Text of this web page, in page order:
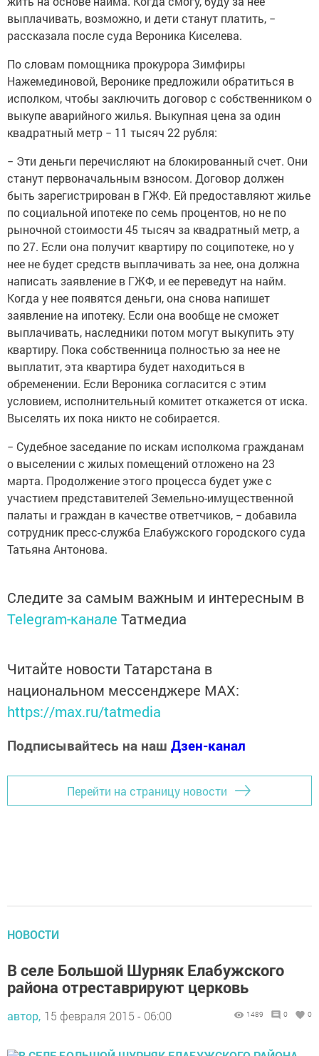
выплачивать, возможно, и дети станут платить, −
рассказала после суда Вероника Киселева.
По словам помощника прокурора Зимфиры
Нажемединовой, Веронике предложили обратиться в
исполком, чтобы заключить договор с собственником о
выкупе аварийного жилья. Выкупная цена за один
квадратный метр − 11 тысяч 22 рубля:
− Эти деньги перечисляют на блокированный счет. Они
станут первоначальным взносом. Договор должен
быть зарегистрирован в ГЖФ. Ей предоставляют жилье
по социальной ипотеке по семь процентов, но не по
рыночной стоимости 45 тысяч за квадратный метр, а
по 27. Если она получит квартиру по соципотеке, но у
нее не будет средств выплачивать за нее, она должна
написать заявление в ГЖФ, и ее переведут на найм.
Когда у нее появятся деньги, она снова напишет
заявление на ипотеку. Если она вообще не сможет
выплачивать, наследники потом могут выкупить эту
квартиру. Пока собственница полностью за нее не
выплатит, эта квартира будет находиться в
обременении. Если Вероника согласится с этим
условием, исполнительный комитет откажется от иска.
Выселять их пока никто не собирается.
− Судебное заседание по искам исполкома гражданам
о выселении с жилых помещений отложено на 23
марта. Продолжение этого процесса будет уже с
участием представителей Земельно-имущественной
палаты и граждан в качестве ответчиков, − добавила
сотрудник пресс-служба Елабужского городского суда
Татьяна Антонова.
Следите за самым важным и интересным в
Telegram-канале Татмедиа
Читайте новости Татарстана в
национальном мессенджере MАХ:
https://max.ru/tatmedia
Подписывайтесь на наш Дзен-канал
Перейти на страницу новости
НОВОСТИ
В селе Большой Шурняк Елабужского
района отреставрируют церковь
автор, 15 февраля 2015 - 06:00 1489 0 0